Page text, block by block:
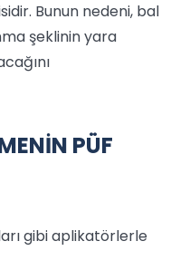
Bunun nedeni, bal
şeklinin yara
PÜF
gibi aplikatörlerle